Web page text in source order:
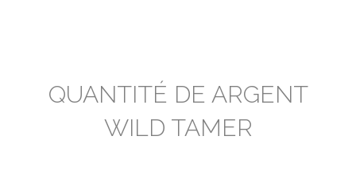
QUANTITÉ DE ARGENT
WILD TAMER